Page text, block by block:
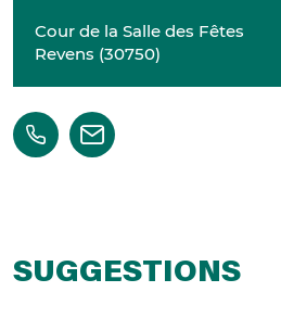
Cour de la Salle des Fêtes
Revens (30750)
SUGGESTIONS